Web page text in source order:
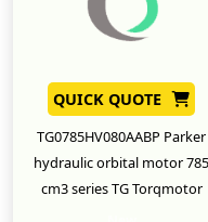
QUICK QUOTE
TG0785HV080AABP Parker
hydraulic orbital motor 785
cm3 series TG Torqmotor